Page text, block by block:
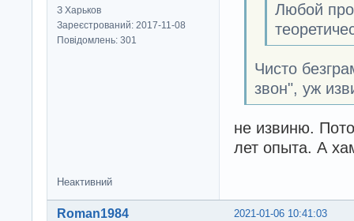
З Харьков
Зареєстрований: 2017-11-08
Повідомлень: 301
Любой
Чисто
звон", уж
не извиню.
лет опыта. А
Неактивний
2021-01-06 10:41:03
Roman1984